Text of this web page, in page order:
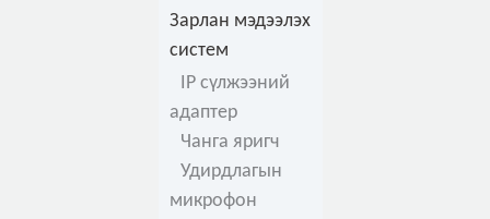
Зарлан мэдээлэх
систем
IP сүлжээний
адаптер
Чанга яригч
Удирдлагын
микрофон